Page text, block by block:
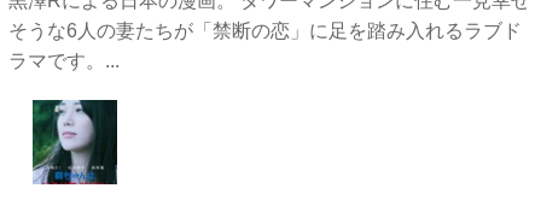
そうな6人の妻たちが「禁断の恋」に足を踏み入れるラブド
ラマです。...